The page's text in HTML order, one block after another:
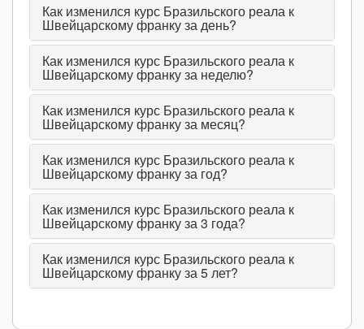
Как изменился курс Бразильского реала к
Швейцарскому франку за день?
Как изменился курс Бразильского реала к
Швейцарскому франку за неделю?
Как изменился курс Бразильского реала к
Швейцарскому франку за месяц?
Как изменился курс Бразильского реала к
Швейцарскому франку за год?
Как изменился курс Бразильского реала к
Швейцарскому франку за 3 года?
Как изменился курс Бразильского реала к
Швейцарскому франку за 5 лет?